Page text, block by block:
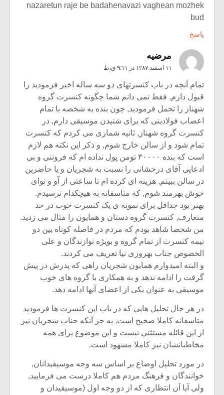
nazaretun raje be badahenavazi vaghean mozhek
bud
پاسخ
مرضیه
۱۱ اسفند ۱۳۸۷ در ۹:۱۱ ق٫ظ
تمام آنچه در باب کنسرتهای دو سه ساله اخیر فرمودید را
قبول دارم, فقط نمی دانم شما چگونه کنسرت گروه
شهناز را تحمل فرمودید, چون بنده به شخصه با تمام
اعصاب فولادینی که برای شنیدن موسیقی دارم, در
کنسرت گروه شهناز, ثانیه شماری می کردم که کنسرت
تمام شود و از سالن خارج شوم, و ذکر این نکته هم لازم
است که بنده ۳۰۰۰۰ تومن پول نداده ام که فروتنی و بی
ادعایی آقای درخشانی را نسبت به شجریان و یا حاضرین
در سالن ببینم, هزینه ای کرده ام تا ساعتی از آو و نوای
خوش بهرمند شوم, که متاسفانه به هیچکدام نرسیدم.
بهتر بود حداقل برای نمونه ی یک کنسرت خوب در حد
متعارف, کنسرت گروه دستان و همایون را مثال می زدید.
من شخصا شاهد بودم که مردم در فاصله کوتاه بین دو
نیمه کنسرت از تمام گروه و بویژه نوازندگان و علی
الخصوص جناب بهروزی نیا تعریف می کردند.
و البته امیدوارم همایون شجریان راهی که پدرش در پیش
گرفت را ادامه ندهد و به همکاری با گروه های خوب
موسیقی به عنوان یکی از اعضای آنها ادامه دهد.
در هر حال تحلیل هایی که در باب این کنسرت ها فرمودید
متاسفانه کاملا صحیح است, به جز آنکه جناب شجریان نیز
از این قائله مستثنی نیست و این موضوع برای همه
مخاطبانشان نیز کاملا مشهود است.
در مورد تحلیل اوضاع بر اساس سه وجه موسیقیدانان,
خوانندگان و فرهنگ مردم هم کاملا درست می فرمایید,
ولی آیا آن انتظاری که از دو وجه اول (موسیقیدان و